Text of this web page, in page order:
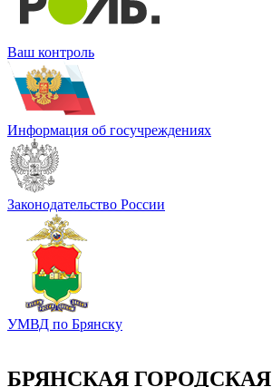
Ваш контроль
Информация об госучреждениях
Законодательство России
УМВД по Брянску
БРЯНСКАЯ ГОРОДСКАЯ